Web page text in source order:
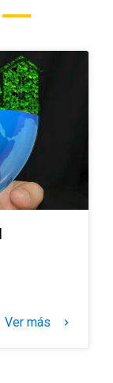
Ver más
keyboard_arrow_right